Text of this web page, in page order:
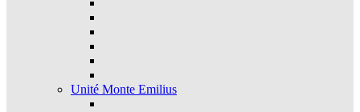
Unité Monte Emilius